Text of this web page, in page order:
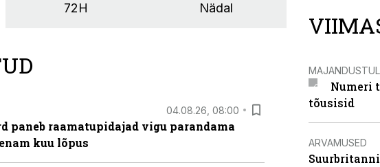
72H Nädal
04.08.26, 08:00
paneb raamatupidajad vigu parandama
kuu lõpus
Numeri
tõusisid
ARVAMUSED